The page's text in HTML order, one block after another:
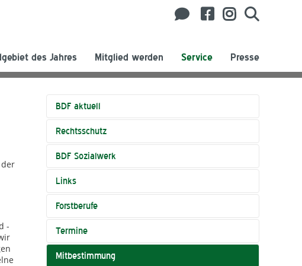
des Jahres Mitglied werden Service Presse
-
BDF aktuell
Rechtsschutz
BDF Sozialwerk
Links
Forstberufe
Termine
Mitbestimmung